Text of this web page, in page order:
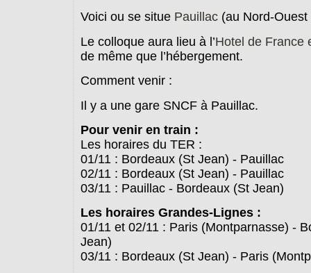
Voici ou se situe Pauillac (au Nord-
Le colloque aura lieu à l’Hotel de France
de même que l’hébergement.
Comment venir :
Il y a une gare SNCF à Pauillac.
Pour venir en train :
Les horaires du TER :
01/11 : Bordeaux (St Jean) - Pauillac
02/11 : Bordeaux (St Jean) - Pauillac
03/11 : Pauillac - Bordeaux (St Jean)
Les horaires Grandes-Lignes :
01/11 et 02/11 : Paris (Montparnasse) -
Jean)
03/11 : Bordeaux (St Jean) - Paris